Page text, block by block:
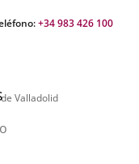
+34 983 426 100
Valladolid